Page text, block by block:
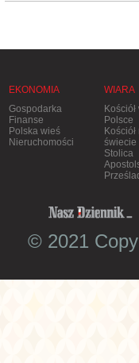
EKONOMIA
Gospodarka
Finanse
Polska wieś
Nieruchomości
WIARA
Kościół
Polsce
Kościół
świecie
Stolica
© 2021